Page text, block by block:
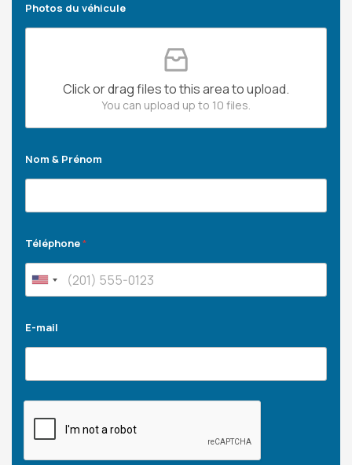
Photos du véhicule
Click or drag files to this area to upload.
You can upload up to 10 files.
Nom & Prénom
Téléphone*
E-mail